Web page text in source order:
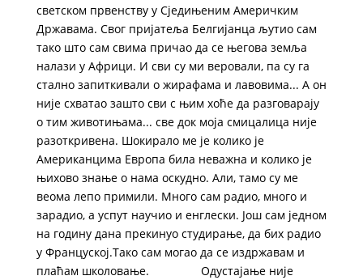
светском првенству у Сједињеним Америчким
Државама. Свог пријатеља Белгијанца љутио сам
тако што сам свима причао да се његова земља
налази у Африци. И сви су ми веровали, па су га
стално запиткивали о жирафама и лавовима... А он
није схватао зашто сви с њим хоће да разговарају
о тим животињама... све док моја смицалица није
разоткривена. Шокирало ме је колико је
Американцима Европа била неважна и колико је
њихово знање о нама оскудно. Али, тамо су ме
веома лепо примили. Много сам радио, много и
зарадио, а успут научио и енглески. Још сам једном
на годину дана прекинуо студирање, да бих радио
у Француској.Тако сам могао да се издржавам и
плаћам школовање. Одустајање није